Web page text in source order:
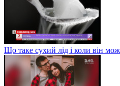
Що таке сухий лід і коли він